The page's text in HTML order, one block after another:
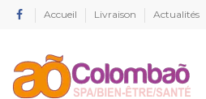
Accueil Livraison Actualités